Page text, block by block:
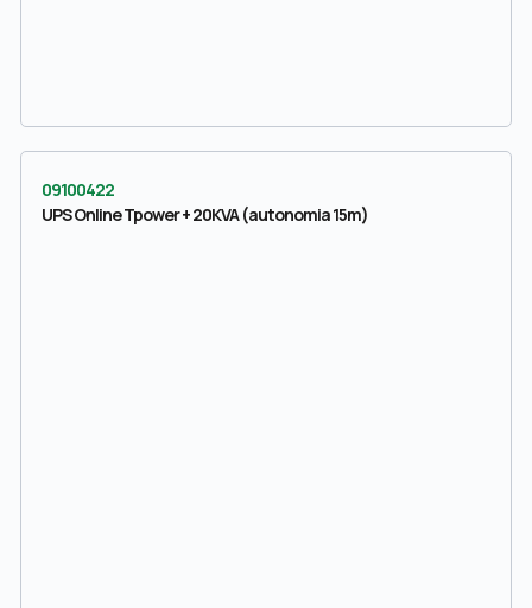
09100422
UPS Online Tpower + 20KVA (autonomia 15m)